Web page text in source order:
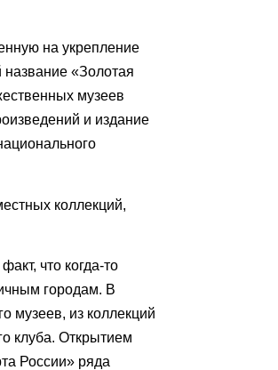
на укрепление
«Золотая
музеев
и издание
коллекций,
что когда-то
городам. В
музеев, из коллекций
клуба. Открытием
России» ряда